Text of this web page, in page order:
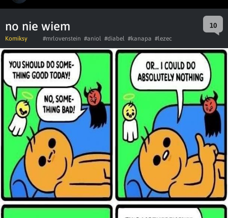
no nie wiem 10
Komiksy #mrlovenstein #aniol #diabel #kanapa #lezec